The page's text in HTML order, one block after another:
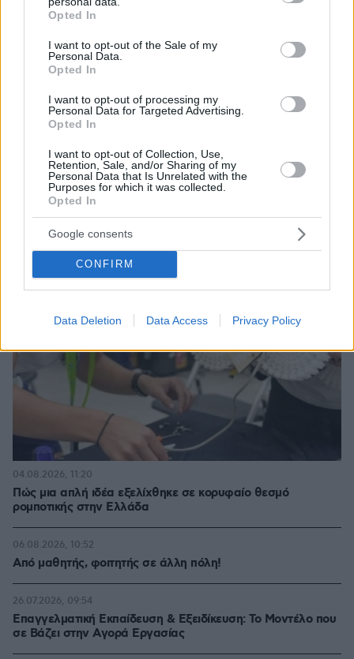
grant or deny consent to Google and its third-party tags to
use your data for below specified purposes in below Google
consent section.
Opted In
I want to opt-out of the Sale of my
Personal Data.
Opted In
I want to opt-out of processing my
Personal Data for Targeted Advertising.
Opted In
I want to opt-out of Collection, Use,
Retention, Sale, and/or Sharing of my
Personal Data that Is Unrelated with the
Purposes for which it was collected.
Opted In
Google consents
CONFIRM
Data Deletion Data Access Privacy Policy
Ζέστη για την εποχή αλλά και άνεμοι έως οκτώ μποφόρ στο
Αιγαίο - Έρχονται 35άρια μέσα στο Σαββατοκύριακο
Thema Insights
Πώς μια απλή ιδέα εξελίχθηκε σε κορυφαίο θεσμό
ρομποτικής στην Ελλάδα
04.08.2026, 11:20
Από μαθητής, φοιτητής σε άλλη πόλη!
06.08.2026, 10:52
Επαγγελματική Εκπαίδευση & Εξειδίκευση: Το Mοντέλο που
σε Bάζει στην Aγορά Eργασίας
26.07.2026, 09:54